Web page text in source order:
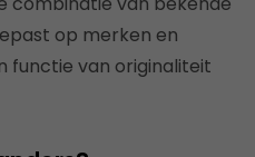
op merken en
functie van originaliteit